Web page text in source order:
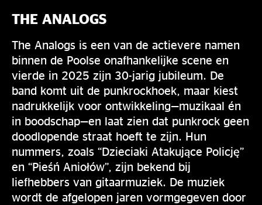
THE ANALOGS
The Analogs is een van de actievere namen
binnen de Poolse onafhankelijke scene en
vierde in 2025 zijn 30-jarig jubileum. De
band komt uit de punkrockhoek, maar kiest
nadrukkelijk voor ontwikkeling—muzikaal én
in boodschap—en laat zien dat punkrock geen
doodlopende straat hoeft te zijn. Hun
nummers, zoals “Dzieciaki Atakujące Policję”
en “Pieśń Aniołów”, zijn bekend bij
liefhebbers van gitaarmuziek. De muziek
wordt de afgelopen jaren vormgegeven door